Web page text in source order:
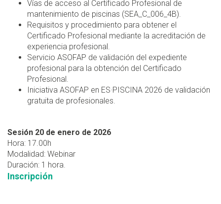
Vías de acceso al Certificado Profesional de
mantenimiento de piscinas (SEA_C_006_4B).
Requisitos y procedimiento para obtener el
Certificado Profesional mediante la acreditación de
experiencia profesional.
Servicio ASOFAP de validación del expediente
profesional para la obtención del Certificado
Profesional.
Iniciativa ASOFAP en ES·PISCINA 2026 de validación
gratuita de profesionales.
Sesión 20 de enero de 2026
Hora: 17.00h
Modalidad: Webinar
Duración: 1 hora.
Inscripción